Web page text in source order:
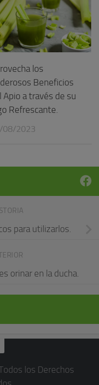
los
Beneficios
Apio a través de su
Refrescante.
08/2023
para utilizarlos.
orinar en la ducha.
los Derechos